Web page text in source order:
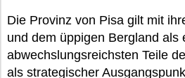
Die Provinz von Pisa gilt mit
und dem üppigen Bergland als
abwechslungsreichsten Teile
als strategischer